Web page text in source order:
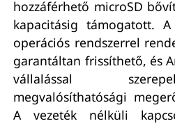
hozzáférhető microSD
kapacitásig támogatott.
operációs rendszerrel
garantáltan frissíthető, és
vállalással
megvalósíthatósági
A vezeték nélküli